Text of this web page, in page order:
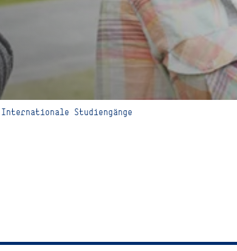
Internationale Studiengänge